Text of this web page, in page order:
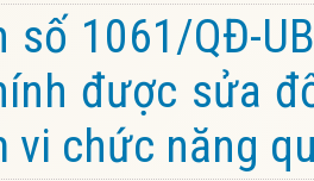
số 1061/QĐ-
được sửa
vi chức năng